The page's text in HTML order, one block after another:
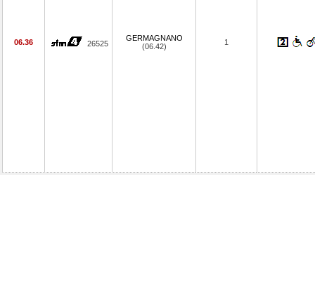
06.36 26525
GERMAGNANO
(06.42)
1